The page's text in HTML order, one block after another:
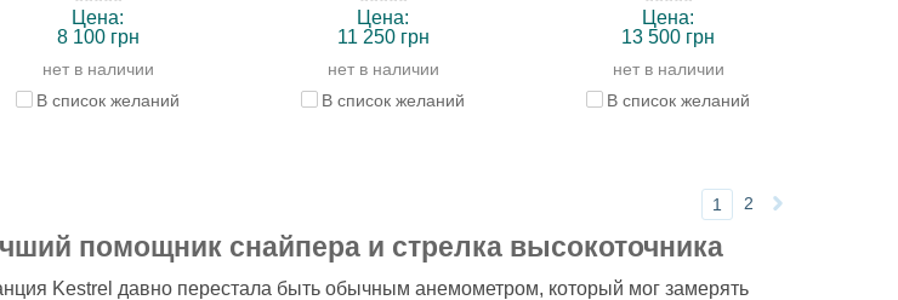
Цена:
8 100 грн
нет в наличии
В список желаний
Цена:
11 250 грн
нет в наличии
В список желаний
Цена:
13 500 грн
нет в наличии
В список желаний
1 2
помощник снайпера и стрелка высокоточника
Kestrel давно перестала быть обычным анемометром, который мог замерять